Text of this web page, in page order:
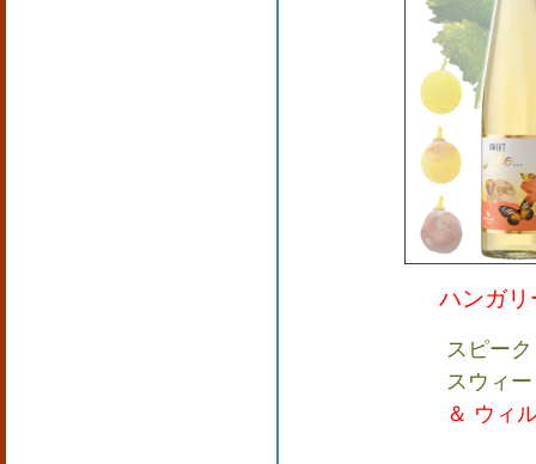
ハンガ
スピー
スウィ
＆ ウィ